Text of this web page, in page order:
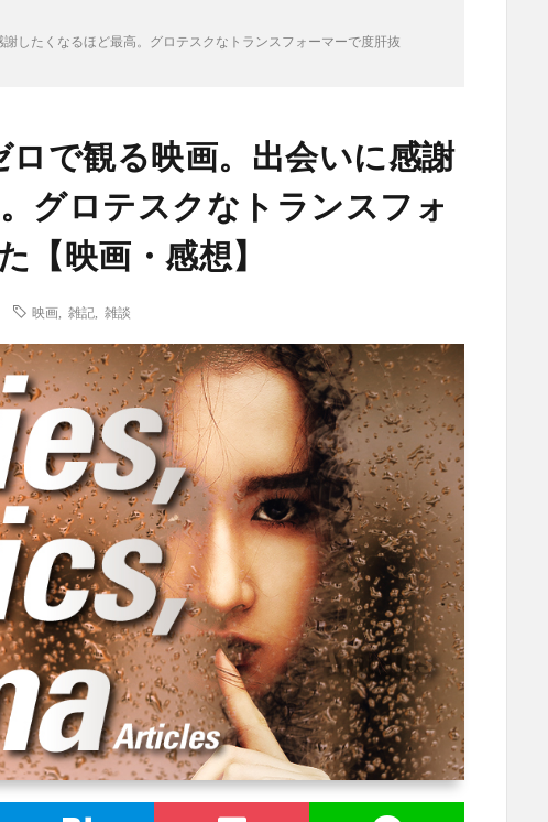
したくなるほど最高。グロテスクなトランスフォーマーで度肝抜
で観る映画。出会いに感謝
グロテスクなトランスフォ
【映画・感想】
映画 雑記 雑談